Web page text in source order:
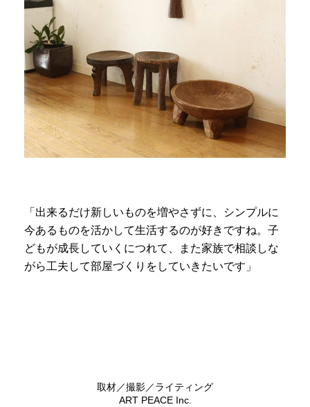
「出来るだけ新しいものを増やさずに、シンプルに
今あるものを活かして生活するのが好きですね。子
どもが成長していくにつれて、また家族で相談しな
がら工夫して部屋づくりをしていきたいです」
取材／撮影／ライティング
ART PEACE Inc.